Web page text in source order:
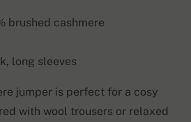
brushed cashmere
long sleeves
jumper is perfect for a cosy
with wool trousers or relaxed